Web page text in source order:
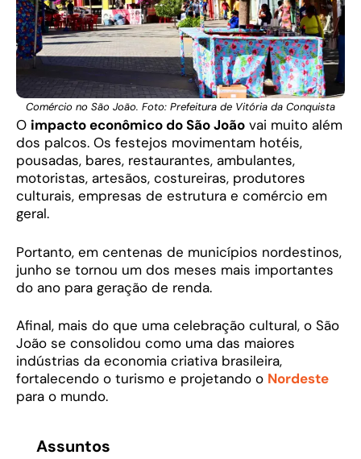
Comércio no São João. Foto: Prefeitura de Vitória da Conquista
O impacto econômico do São João vai muito além
dos palcos. Os festejos movimentam hotéis,
pousadas, bares, restaurantes, ambulantes,
motoristas, artesãos, costureiras, produtores
culturais, empresas de estrutura e comércio em
geral.
Portanto, em centenas de municípios nordestinos,
junho se tornou um dos meses mais importantes
do ano para geração de renda.
Afinal, mais do que uma celebração cultural, o São
João se consolidou como uma das maiores
indústrias da economia criativa brasileira,
fortalecendo o turismo e projetando o Nordeste
para o mundo.
Assuntos